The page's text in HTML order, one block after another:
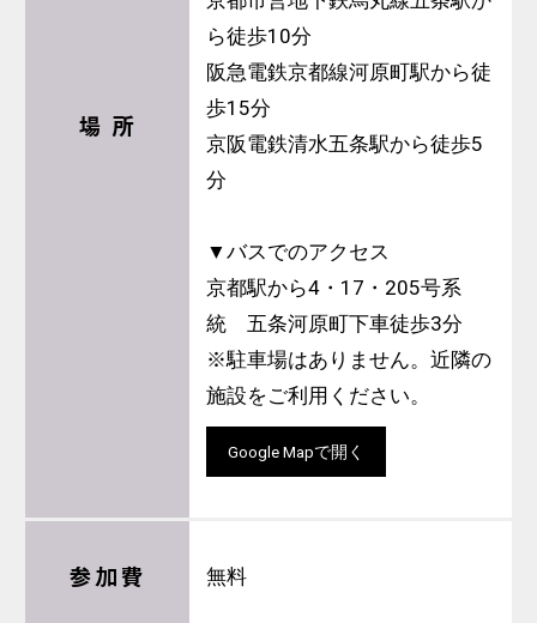
場 所
ら徒歩10分
阪急電鉄京都線河原町駅から徒
歩15分
京阪電鉄清水五条駅から徒歩5
分
▼バスでのアクセス
京都駅から4・17・205号系
統 五条河原町下車徒歩3分
※駐車場はありません。近隣の
施設をご利用ください。
Google Mapで開く
参加費 無料